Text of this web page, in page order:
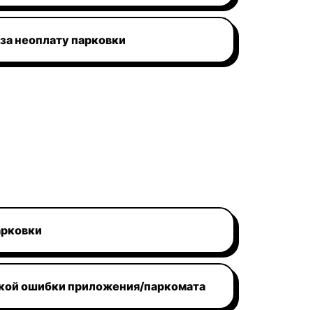
неоплату парковки
ошибки приложения/паркомата